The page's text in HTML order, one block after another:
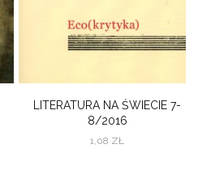
LITERATURA NA ŚWIECIE 7-
8/2016
1,08 ZŁ